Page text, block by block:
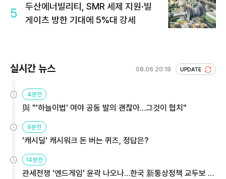
5
두산에너빌리티, SMR 세제 지원·빌
게이츠 방한 기대에 5%대 강세
실시간 뉴스 08.06 20:18 UPDATE
4분전
與 "'하늘이법' 여야 공동 발의 괜찮아…그것이 협치"
9분전
'캐시딜' 캐시워크 돈 버는 퀴즈, 정답은?
14분전
관세전쟁 '엔드게임' 윤곽 나오나…한국 新통상정책 교두보 활